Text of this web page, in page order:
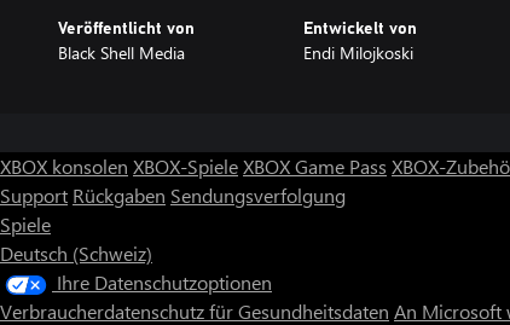
Veröffentlicht von
Black Shell Media
Entwickelt von
Endi Milojkoski
XBOX konsolen XBOX-SpieleXBOX Game Pass XBOX-
Support Rückgaben Sendungsverfolgung
Spiele
Deutsch (Schweiz)
Ihre Datenschutzoptionen
Verbraucherdatenschutz für Gesundheitsdaten An Microsoft